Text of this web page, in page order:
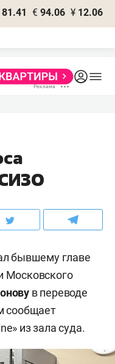
81.41 € 94.06 ¥ 12.06
бывшему главе
Московского
в переводе
сообщает
из зала суда.